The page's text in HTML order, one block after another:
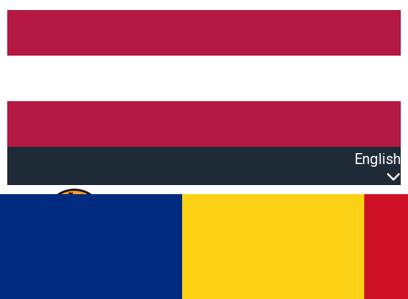
English